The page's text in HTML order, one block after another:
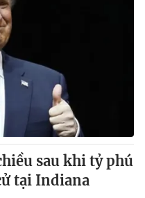
sau khi tỷ phú
tại Indiana